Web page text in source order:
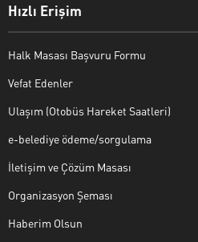
Hızlı Erişim
Halk Masası Başvuru Formu
Vefat Edenler
Ulaşım (Otobüs Hareket Saatleri)
e-belediye ödeme/sorgulama
İletişim ve Çözüm Masası
Organizasyon Şeması
Haberim Olsun